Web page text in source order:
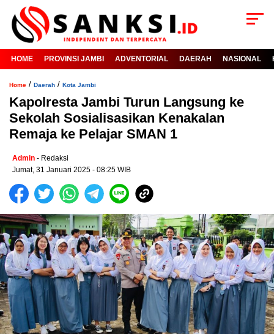
HOME PROVINSI JAMBI ADVENTORIAL DAERAH NASIONAL
Home / Daerah / Kota Jambi
Kapolresta Jambi Turun Langsung ke
Sekolah Sosialisasikan Kenakalan
Remaja ke Pelajar SMAN 1
Admin - Redaksi
Jumat, 31 Januari 2025 - 08:25 WIB